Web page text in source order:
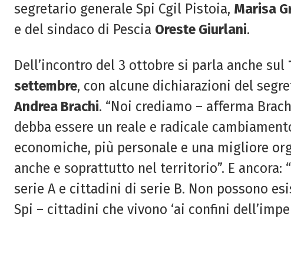
segretario generale Spi Cgil Pistoia, Marisa
e del sindaco di Pescia Oreste Giurlani.
Dell’incontro del 3 ottobre si parla anche sul
settembre, con alcune dichiarazioni del
Andrea Brachi. “Noi crediamo – afferma
debba essere un reale e radicale
economiche, più personale e una migliore
anche e soprattutto nel territorio”. E ancora:
serie A e cittadini di serie B. Non possono
Spi – cittadini che vivono ‘ai confini